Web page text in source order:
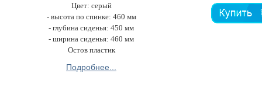
Цвет: серый
- высота по спинке: 460 мм
- глубина сиденья: 450 мм
- ширина сиденья: 460 мм
Остов пластик
Подробнее...